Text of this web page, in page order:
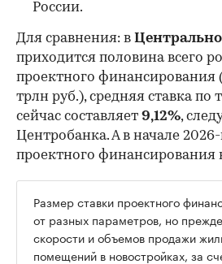
России.
Для сравнения: в
приходится половина всего
проектного финансирования
трлн руб.), средняя ставка по
сейчас составляет 9,12%,
Центробанка. А в начале 2026-
проектного финансирования
Размер ставки проектного
от разных параметров, но
скорости и объемов продажи
помещений в новостройках, за